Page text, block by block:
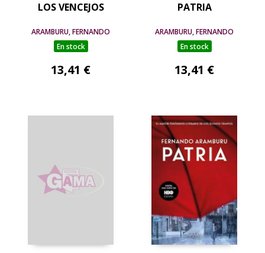
LOS VENCEJOS
ARAMBURU, FERNANDO
En stock
13,41 €
PATRIA
ARAMBURU, FERNANDO
En stock
13,41 €